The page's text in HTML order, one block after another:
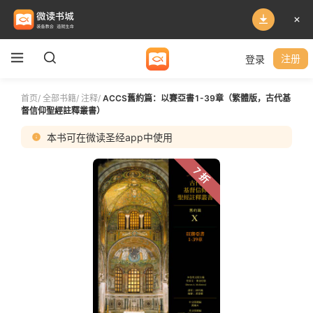
登录 注册
首页/ 全部书籍/ 注释/ ACCS舊約篇：以賽亞書1-39章（繁體版，古代基
督信仰聖經註釋叢書）
本书可在微读圣经app中使用
7 折